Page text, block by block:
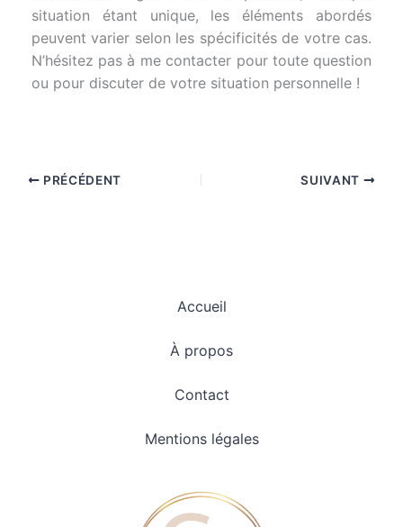
situation étant unique, les éléments abordés
peuvent varier selon les spécificités de votre cas.
N’hésitez pas à me contacter pour toute question
ou pour discuter de votre situation personnelle !
PRÉCÉDENT SUIVANT
Accueil
À propos
Contact
Mentions légales